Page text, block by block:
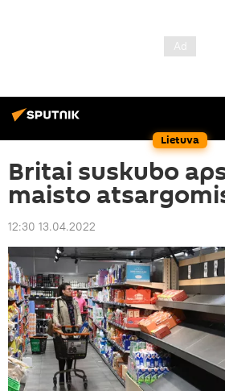
Lietuva
Britai suskubo
maisto
12:30 13.04.2022